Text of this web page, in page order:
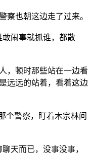
察也朝这边走了过来。
闹事就抓谁，都散
，顿时那些站在一边看
远远的站着，看着这边
个警察，盯着木宗林问
天而已，没事没事，